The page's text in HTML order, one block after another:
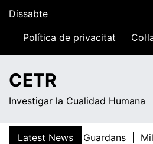
content
Dissabte
11:23Política de privacitat
CETR
Investigar la Cualidad Humana
Latest News
Teresa Guardans |